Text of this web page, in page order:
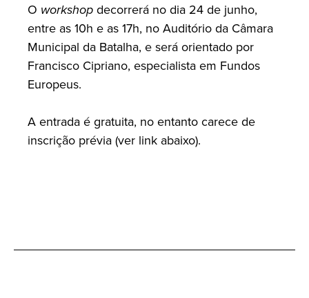
O workshopdecorrerá no dia 24 de junho,
entre as 10h e as 17h, no Auditório da Câmara
Municipal da Batalha, e será orientado por
Francisco Cipriano, especialista em Fundos
Europeus.
A entrada é gratuita, no entanto carece de
inscrição prévia (ver link abaixo).